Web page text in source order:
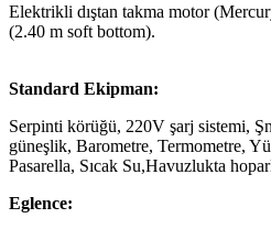
Elektrikli dıştan takma motor
(2.40 m soft bottom).
Standard Ekipman:
Serpinti körüğü, 220V şarj sistemi,
güneşlik, Barometre, Termometre,
Pasarella, Sıcak Su,Havuzlukta
Eglence: